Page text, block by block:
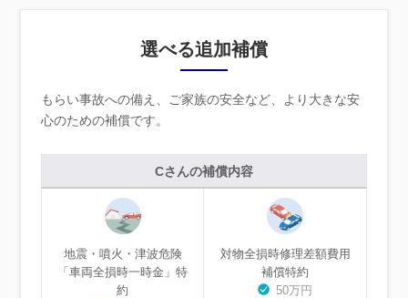
選べる追加補償
もらい事故への備え、ご家族の安全など、より大きな安
心のための補償です。
Cさんの補償内容
地震・噴火・津波危険
「車両全損時一時金」特
約
対物全損時修理差額費用
補償特約
50万円